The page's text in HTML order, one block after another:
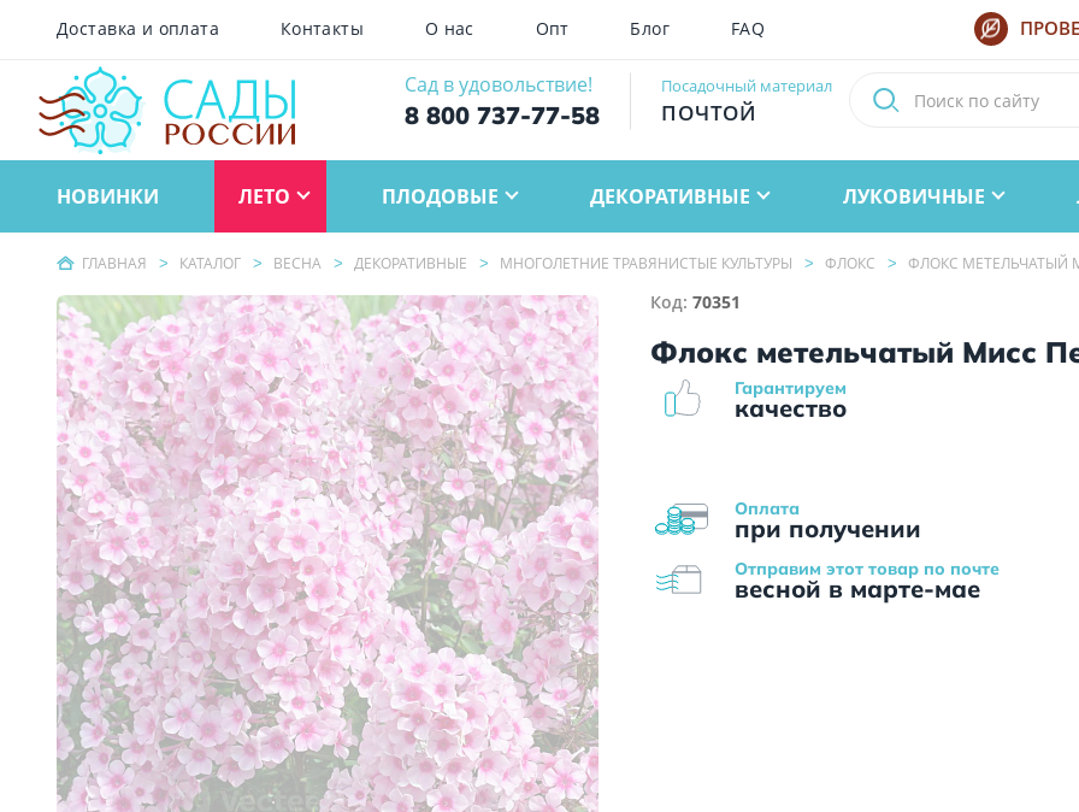
Доставка и оплата Контакты О нас Опт Блог FAQ
Сад в удовольствие!
8 800 737-77-58
Посадочный материал
ПОЧТОЙ
НОВИНКИ ЛЕТО ПЛОДОВЫЕ ДЕКОРАТИВНЫЕ ЛУКОВИЧНЫЕ
ГЛАВНАЯ КАТАЛОГ ВЕСНА ДЕКОРАТИВНЫЕ МНОГОЛЕТНИЕ ТРАВЯНИСТЫЕ КУЛЬТУРЫ ФЛОКС ФЛОКС МЕТЕЛЬЧАТЫЙ
Код:70351
Флокс метельчатый Мисс
Оплата
при получении
Гарантируем
качество
Отправим этот товар по почте
весной в марте-мае